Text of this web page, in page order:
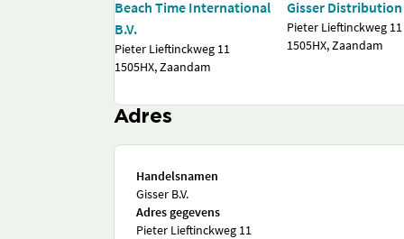
Beach Time International
B.V.
Pieter Lieftinckweg 11
1505HX, Zaandam
Gisser Distribution
Pieter Lieftinckweg 11
1505HX, Zaandam
Adres
Handelsnamen
Gisser B.V.
Adres gegevens
Pieter Lieftinckweg 11